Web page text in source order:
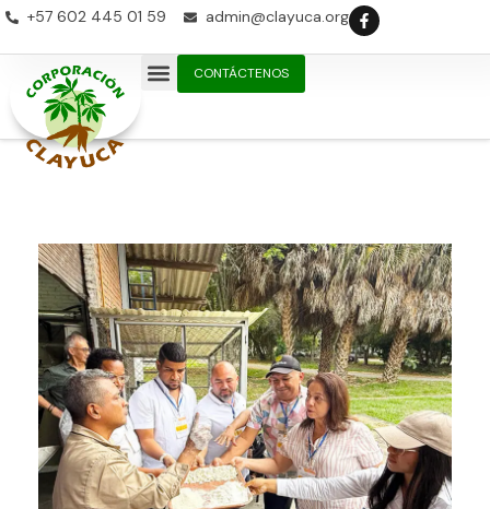
+57 602 445 01 59 admin@clayuca.org
CONTÁCTENOS